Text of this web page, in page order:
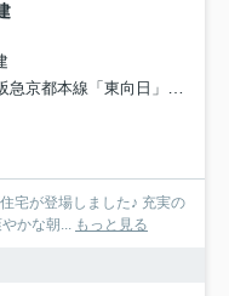
急京都本線「東向日」駅 徒歩41分
宅が登場しました♪ 充実の
かな朝... もっと見る